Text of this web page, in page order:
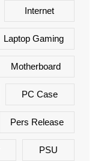
Internet
Laptop Gaming
Motherboard
PC Case
Pers Release
PSU